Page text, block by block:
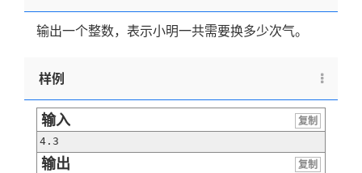
输出一个整数，表示小明一共需要换多少次气。
样例
输入
复制
4.3
输出
复制